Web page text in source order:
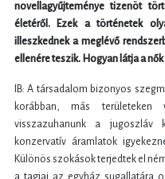
novellagyűjteménye tizenöt
életéről. Ezek a történetek
illeszkednek a meglévő
ellenére teszik. Hogyan látja a
IB: A társadalom bizonyos
korábban, más
visszazuhanunk a jugoszláv
konzervatív áramlatok
Különös szokások terjedtek el
a tagjai az egyház sugallatára